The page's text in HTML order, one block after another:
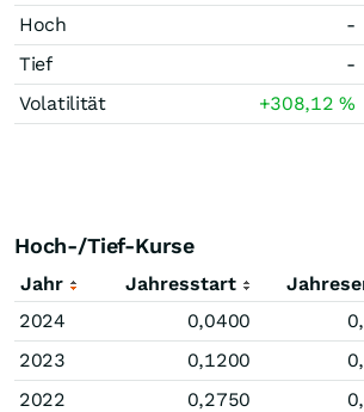
Hoch
-
Tief
-
Volatilität
+308,12%
Hoch-/Tief-Kurse
Jahr Jahresstart
2024
0,0400
2023
0,1200
2022
0,2750